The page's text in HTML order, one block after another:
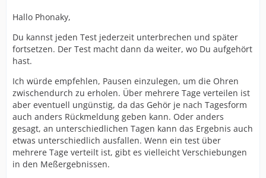
Hallo Phonaky,
Du kannst jeden Test jederzeit unterbrechen und später
fortsetzen. Der Test macht dann da weiter, wo Du aufgehört
hast.
Ich würde empfehlen, Pausen einzulegen, um die Ohren
zwischendurch zu erholen. Über mehrere Tage verteilen ist
aber eventuell ungünstig, da das Gehör je nach Tagesform
auch anders Rückmeldung geben kann. Oder anders
gesagt, an unterschiedlichen Tagen kann das Ergebnis auch
etwas unterschiedlich ausfallen. Wenn ein test über
mehrere Tage verteilt ist, gibt es vielleicht Verschiebungen
in den Meßergebnissen.